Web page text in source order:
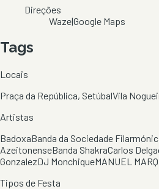
Direções
Waze|Google Maps
Tags
Locais
Praça da República, SetúbalVila
Artistas
BadoxaBanda da Sociedade
AzeitonenseBanda ShakraCarlos
GonzalezDJ MonchiqueMANUEL
Tipos de Festa